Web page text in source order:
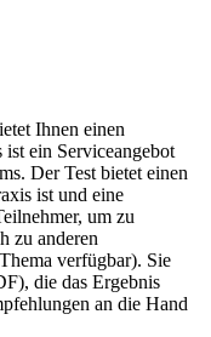
Ihnen einen
ist ein Serviceangebot
Der Test bietet einen
ist und eine
um zu
zu anderen
verfügbar). Sie
die das Ergebnis
an die Hand